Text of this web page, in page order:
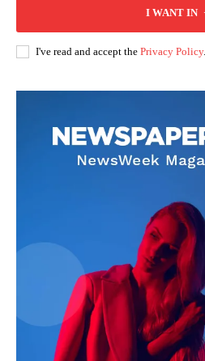
I WANT IN
I've read and accept the Privacy Policy.